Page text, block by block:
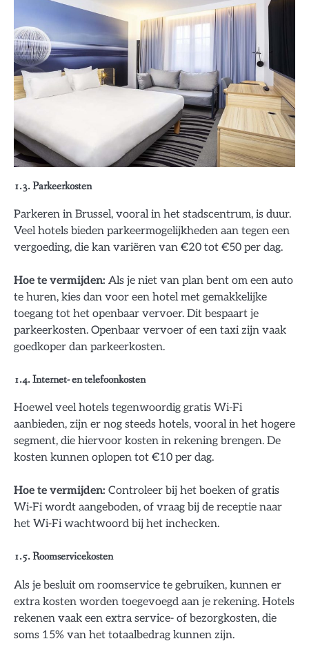
1.3. Parkeerkosten
Parkeren in Brussel, vooral in het stadscentrum, is duur.
Veel hotels bieden parkeermogelijkheden aan tegen een
vergoeding, die kan variëren van €20 tot €50 per dag.
Hoe te vermijden: Als je niet van plan bent om een auto
te huren, kies dan voor een hotel met gemakkelijke
toegang tot het openbaar vervoer. Dit bespaart je
parkeerkosten. Openbaar vervoer of een taxi zijn vaak
goedkoper dan parkeerkosten.
1.4. Internet- en telefoonkosten
Hoewel veel hotels tegenwoordig gratis Wi-Fi
aanbieden, zijn er nog steeds hotels, vooral in het hogere
segment, die hiervoor kosten in rekening brengen. De
kosten kunnen oplopen tot €10 per dag.
Hoe te vermijden: Controleer bij het boeken of gratis
Wi-Fi wordt aangeboden, of vraag bij de receptie naar
het Wi-Fi wachtwoord bij het inchecken.
1.5. Roomservicekosten
Als je besluit om roomservice te gebruiken, kunnen er
extra kosten worden toegevoegd aan je rekening. Hotels
rekenen vaak een extra service- of bezorgkosten, die
soms 15% van het totaalbedrag kunnen zijn.